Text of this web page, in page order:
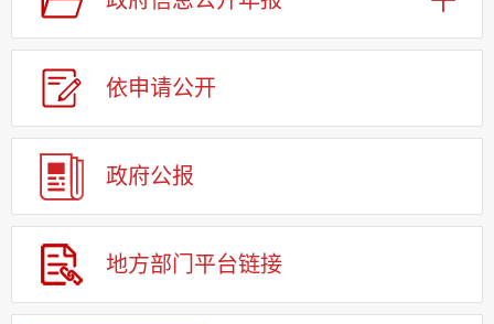
建议提案办理
公务员及事业单位招录
应急管理
回应关切
监督保障
其他法定信息
依申请公开
政府公报
地方部门平台链接